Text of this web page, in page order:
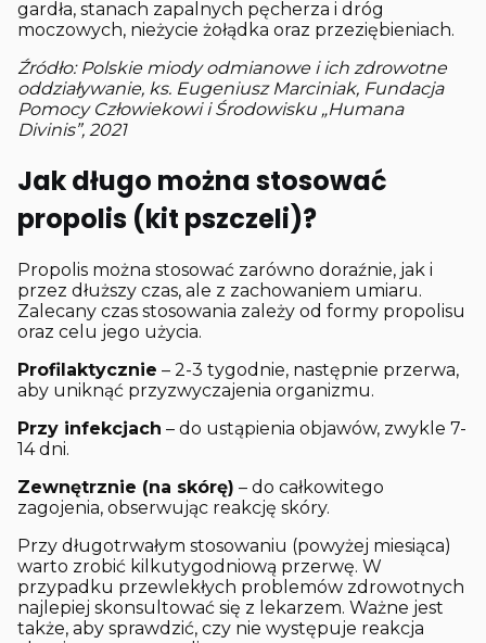
gardła, stanach zapalnych pęcherza i dróg
moczowych, nieżycie żołądka oraz przeziębieniach.
Źródło: Polskie miody odmianowe i ich zdrowotne
oddziaływanie, ks. Eugeniusz Marciniak, Fundacja
Pomocy Człowiekowi i Środowisku „Humana
Divinis”, 2021
Jak długo można stosować
propolis (kit pszczeli)?
Propolis można stosować zarówno doraźnie, jak i
przez dłuższy czas, ale z zachowaniem umiaru.
Zalecany czas stosowania zależy od formy propolisu
oraz celu jego użycia.
Profilaktycznie – 2-3 tygodnie, następnie przerwa,
aby uniknąć przyzwyczajenia organizmu.
Przy infekcjach – do ustąpienia objawów, zwykle 7-
14 dni.
Zewnętrznie (na skórę) – do całkowitego
zagojenia, obserwując reakcję skóry.
Przy długotrwałym stosowaniu (powyżej miesiąca)
warto zrobić kilkutygodniową przerwę. W
przypadku przewlekłych problemów zdrowotnych
najlepiej skonsultować się z lekarzem. Ważne jest
także, aby sprawdzić, czy nie występuje reakcja